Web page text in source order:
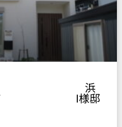
施工 浜
郡町 I様邸